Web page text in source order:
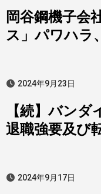
岡谷鋼機子会
ス」パワハラ
2024年9月23日
【続】バン
退職強要及び
2024年9月17日